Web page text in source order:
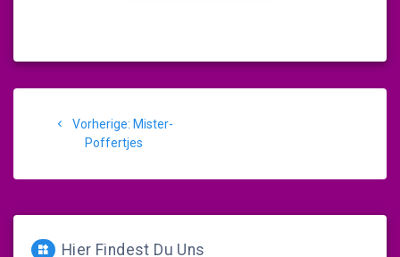
Vorherige: Vorheriger
Beitrag:
Mister-
Poffertjes
Hier Findest Du Uns